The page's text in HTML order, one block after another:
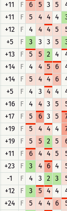
+11 F 6 5 3 5
+11 F 5 4 4 4
+12 F 4 4 4 5
+5 F 3 3 3 5
+13 F 5 5 2 4
+14 F 4 4 5 6
+14 F 5 4 4 6
+5 F 4 3 4 4
+16 F 4 4 3 5
+17 F 5 6 3 5
+19 F 5 4 4 4
+19 F 5 5 2 5
+11 F 6 4 4 5
+23 F 3 4 6 4
-1 F 4 3 2 3
+12 F 3 5 4 4
+24 F 5 4 4 6